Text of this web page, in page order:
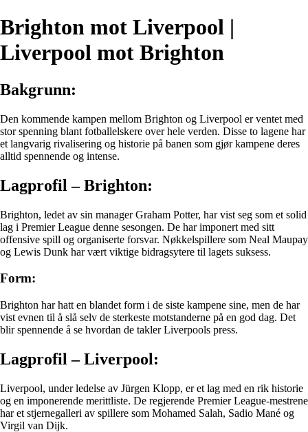
Brighton mot Liverpool |
Liverpool mot Brighton
Bakgrunn:
Den kommende kampen mellom Brighton og Liverpool er ventet med
stor spenning blant fotballelskere over hele verden. Disse to lagene har
et langvarig rivalisering og historie på banen som gjør kampene deres
alltid spennende og intense.
Lagprofil – Brighton:
Brighton, ledet av sin manager Graham Potter, har vist seg som et solid
lag i Premier League denne sesongen. De har imponert med sitt
offensive spill og organiserte forsvar. Nøkkelspillere som Neal Maupay
og Lewis Dunk har vært viktige bidragsytere til lagets suksess.
Form:
Brighton har hatt en blandet form i de siste kampene sine, men de har
vist evnen til å slå selv de sterkeste motstanderne på en god dag. Det
blir spennende å se hvordan de takler Liverpools press.
Lagprofil – Liverpool:
Liverpool, under ledelse av Jürgen Klopp, er et lag med en rik historie
og en imponerende merittliste. De regjerende Premier League-mestrene
har et stjernegalleri av spillere som Mohamed Salah, Sadio Mané og
Virgil van Dijk.